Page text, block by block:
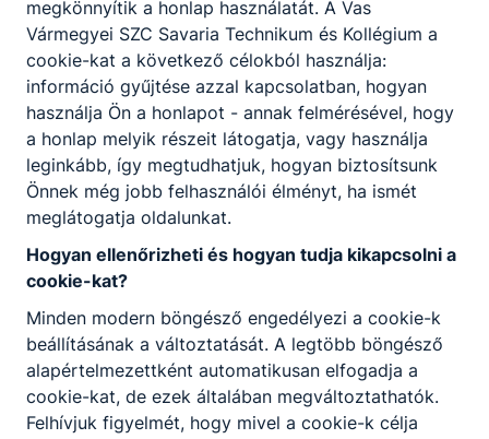
működteti a munkavégzéshez szükséges
gépeket, berendezéseket, diagnosztikai és
mérőeszközöket;
a gépjárművek sorozatgyártásában
közreműködik;
a gyártási folyamatban minőségellenőrzést
végez, ellenőrzi a gyártósorról lekerülő
gépjárművek minőségét;
zavarokat, ehhez automatikus mérő- és
vizsgáló rendszereket használ;
kezeli a járműveket és azok rendszereit,
üzembe helyezi a járműveket;
mechanikus és elektromos alkatrészeket
össze- és szétszerel, valamint ellenőriz;
járműveket és rendszereket karbantart,
megkönnyítik a honlap használatát. A Vas
Vármegyei SZC Savaria Technikum és Kollégium a
cookie-kat a következő célokból használja:
információ gyűjtése azzal kapcsolatban, hogyan
használja Ön a honlapot - annak felmérésével, hogy
a honlap melyik részeit látogatja, vagy használja
leginkább, így megtudhatjuk, hogyan biztosítsunk
Önnek még jobb felhasználói élményt, ha ismét
meglátogatja oldalunkat.
Hogyan ellenőrizheti és hogyan tudja kikapcsolni a
cookie-kat?
Minden modern böngésző engedélyezi a cookie-k
beállításának a változtatását. A legtöbb böngésző
alapértelmezettként automatikusan elfogadja a
cookie-kat, de ezek általában megváltoztathatók.
Felhívjuk figyelmét, hogy mivel a cookie-k célja